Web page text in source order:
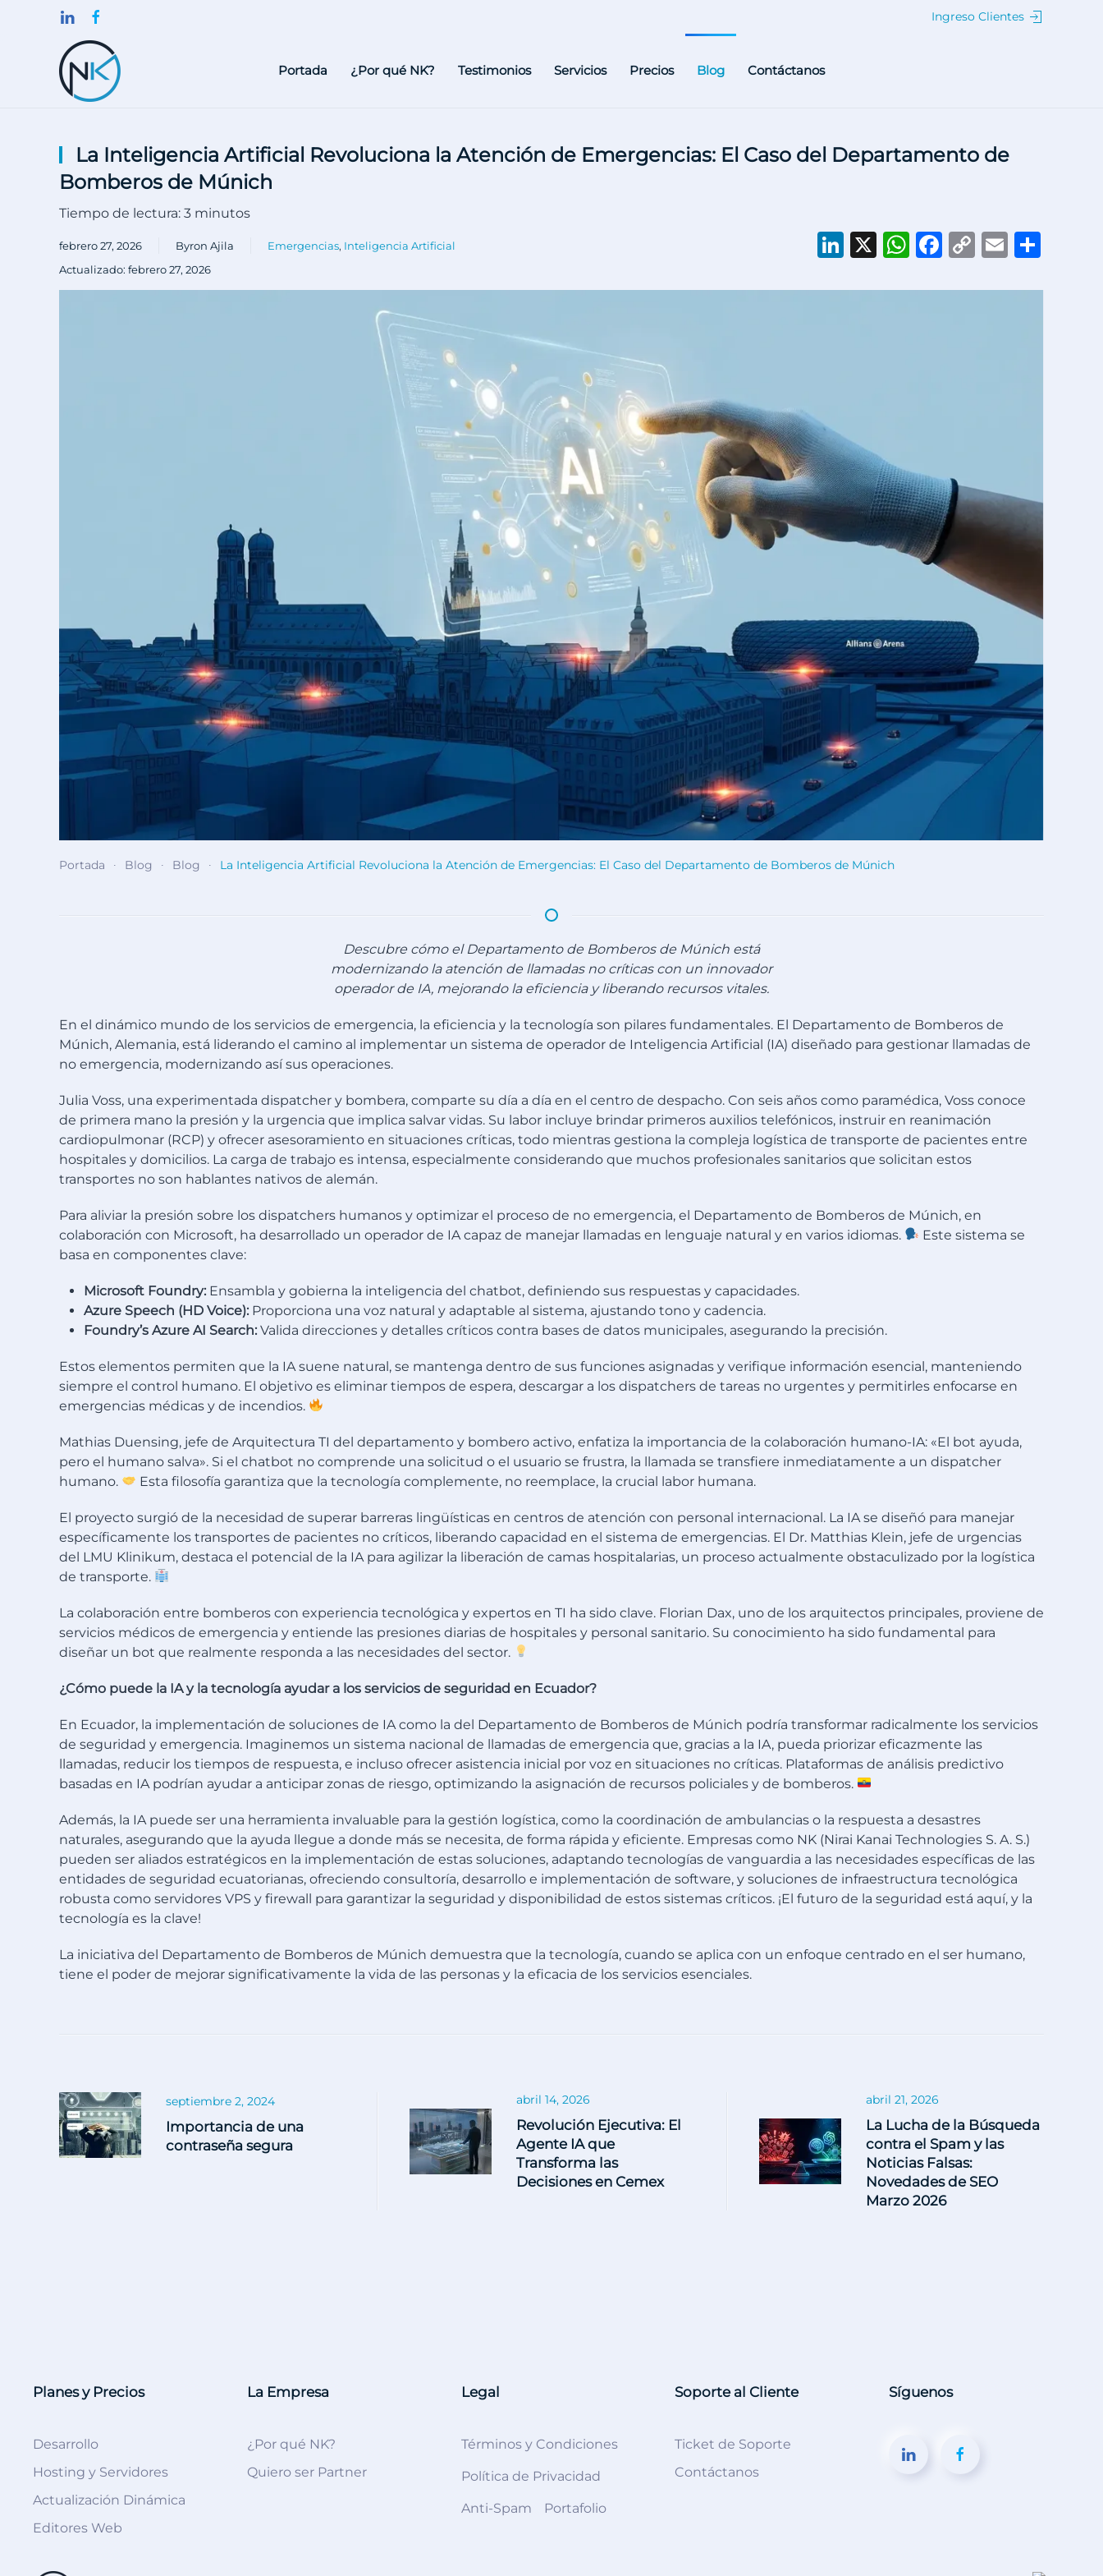
Skip to main content
Ingreso Clientes
Portada ¿Por qué NK? Testimonios Servicios Precios Blog Contáctanos
La Inteligencia Artificial Revoluciona la Atención de Emergencias: El Caso del Departamento de
Bomberos de Múnich
Tiempo de lectura: 3 minutos
febrero 27, 2026 Byron Ajila Emergencias, Inteligencia Artificial
Actualizado: febrero 27, 2026
LinkedIn
X WhatsApp
Facebook
CopyEmail
Portada Blog Blog La Inteligencia Artificial Revoluciona la Atención de Emergencias: El Caso del Departamento de Bomberos de Múnich
Descubre cómo el Departamento de Bomberos de Múnich está
modernizando la atención de llamadas no críticas con un innovador
operador de IA, mejorando la eficiencia y liberando recursos vitales.
En el dinámico mundo de los servicios de emergencia, la eficiencia y la tecnología son pilares fundamentales. El Departamento de Bomberos de
Múnich, Alemania, está liderando el camino al implementar un sistema de operador de Inteligencia Artificial (IA) diseñado para gestionar llamadas de
no emergencia, modernizando así sus operaciones.
Julia Voss, una experimentada dispatcher y bombera, comparte su día a día en el centro de despacho. Con seis años como paramédica, Voss conoce
de primera mano la presión y la urgencia que implica salvar vidas. Su labor incluye brindar primeros auxilios telefónicos, instruir en reanimación
cardiopulmonar (RCP) y ofrecer asesoramiento en situaciones críticas, todo mientras gestiona la compleja logística de transporte de pacientes entre
hospitales y domicilios. La carga de trabajo es intensa, especialmente considerando que muchos profesionales sanitarios que solicitan estos
transportes no son hablantes nativos de alemán.
Para aliviar la presión sobre los dispatchers humanos y optimizar el proceso de no emergencia, el Departamento de Bomberos de Múnich, en
colaboración con Microsoft, ha desarrollado un operador de IA capaz de manejar llamadas en lenguaje natural y en varios idiomas.
Este sistema se
basa en componentes clave:
Microsoft Foundry: Ensambla y gobierna la inteligencia del chatbot, definiendo sus respuestas y capacidades.
Azure Speech (HD Voice): Proporciona una voz natural y adaptable al sistema, ajustando tono y cadencia.
Foundry’s Azure AI Search: Valida direcciones y detalles críticos contra bases de datos municipales, asegurando la precisión.
Estos elementos permiten que la IA suene natural, se mantenga dentro de sus funciones asignadas y verifique información esencial, manteniendo
siempre el control humano. El objetivo es eliminar tiempos de espera, descargar a los dispatchers de tareas no urgentes y permitirles enfocarse en
emergencias médicas y de incendios.
Mathias Duensing, jefe de Arquitectura TI del departamento y bombero activo, enfatiza la importancia de la colaboración humano-IA: «El bot ayuda,
pero el humano salva». Si el chatbot no comprende una solicitud o el usuario se frustra, la llamada se transfiere inmediatamente a un dispatcher
humano.
Esta filosofía garantiza que la tecnología complemente, no reemplace, la crucial labor humana.
El proyecto surgió de la necesidad de superar barreras lingüísticas en centros de atención con personal internacional. La IA se diseñó para manejar
específicamente los transportes de pacientes no críticos, liberando capacidad en el sistema de emergencias. El Dr. Matthias Klein, jefe de urgencias
del LMU Klinikum, destaca el potencial de la IA para agilizar la liberación de camas hospitalarias, un proceso actualmente obstaculizado por la logística
de transporte.
La colaboración entre bomberos con experiencia tecnológica y expertos en TI ha sido clave. Florian Dax, uno de los arquitectos principales, proviene de
servicios médicos de emergencia y entiende las presiones diarias de hospitales y personal sanitario. Su conocimiento ha sido fundamental para
diseñar un bot que realmente responda a las necesidades del sector.
¿Cómo puede la IA y la tecnología ayudar a los servicios de seguridad en Ecuador?
En Ecuador, la implementación de soluciones de IA como la del Departamento de Bomberos de Múnich podría transformar radicalmente los servicios
de seguridad y emergencia. Imaginemos un sistema nacional de llamadas de emergencia que, gracias a la IA, pueda priorizar eficazmente las
llamadas, reducir los tiempos de respuesta, e incluso ofrecer asistencia inicial por voz en situaciones no críticas. Plataformas de análisis predictivo
basadas en IA podrían ayudar a anticipar zonas de riesgo, optimizando la asignación de recursos policiales y de bomberos.
Además, la IA puede ser una herramienta invaluable para la gestión logística, como la coordinación de ambulancias o la respuesta a desastres
naturales, asegurando que la ayuda llegue a donde más se necesita, de forma rápida y eficiente. Empresas como NK (Nirai Kanai Technologies S. A. S.)
pueden ser aliados estratégicos en la implementación de estas soluciones, adaptando tecnologías de vanguardia a las necesidades específicas de las
entidades de seguridad ecuatorianas, ofreciendo consultoría, desarrollo e implementación de software, y soluciones de infraestructura tecnológica
robusta como servidores VPS y firewall para garantizar la seguridad y disponibilidad de estos sistemas críticos. ¡El futuro de la seguridad está aquí, y la
tecnología es la clave!
La iniciativa del Departamento de Bomberos de Múnich demuestra que la tecnología, cuando se aplica con un enfoque centrado en el ser humano,
tiene el poder de mejorar significativamente la vida de las personas y la eficacia de los servicios esenciales.
septiembre 2, 2024
Importancia de una
contraseña segura
abril 14, 2026
Revolución Ejecutiva: El
Agente IA que
Transforma las
Decisiones en Cemex
abril 21, 2026
La Lucha de la Búsqueda
contra el Spam y las
Noticias Falsas:
Novedades de SEO
Marzo 2026
Planes y Precios
Desarrollo
Hosting y Servidores
Actualización Dinámica
Editores Web
La Empresa
¿Por qué NK?
Quiero ser Partner
Legal
Términos y Condiciones
Política de Privacidad
Anti-Spam Portafolio
Soporte al Cliente
Ticket de Soporte
Contáctanos
Síguenos